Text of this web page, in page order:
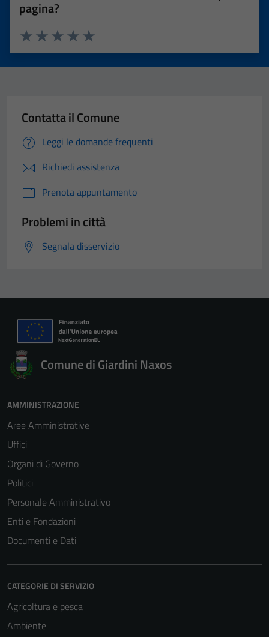
pagina?
Valuta 5 stelle su 5
Valuta 4 stelle su 5
Valuta 3 stelle su 5
Valuta 2 stelle su 5
Valuta 1 stelle su 5
Contatta il Comune
Leggi le domande frequenti
Richiedi assistenza
Prenota appuntamento
Problemi in città
Segnala disservizio
Comune di Giardini Naxos
AMMINISTRAZIONE
Aree Amministrative
Uffici
Organi di Governo
Politici
Personale Amministrativo
Enti e Fondazioni
Documenti e Dati
CATEGORIE DI SERVIZIO
Agricoltura e pesca
Ambiente